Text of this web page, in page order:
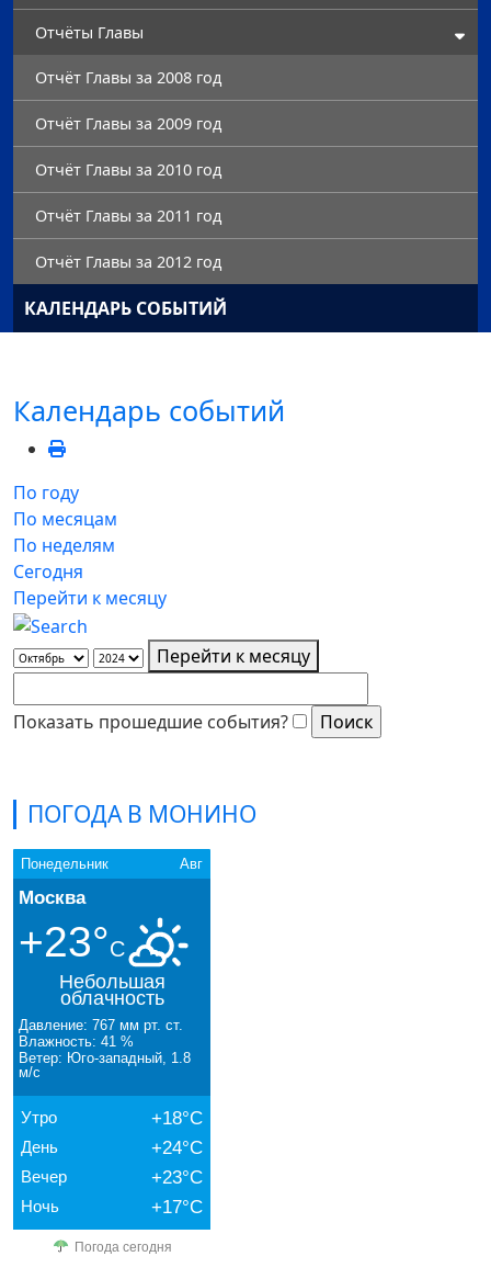
Отчёты Главы
Отчёт Главы за 2008 год
Отчёт Главы за 2009 год
Отчёт Главы за 2010 год
Отчёт Главы за 2011 год
Отчёт Главы за 2012 год
КАЛЕНДАРЬ СОБЫТИЙ
ПОГОДА В МОНИНО
Понедельник Авг
Москва
+23°C
Небольшая
облачность
Давление: 767 мм рт. ст.
Влажность: 41 %
Ветер: Юго-западный, 1.8
м/с
Утро +18°C
День +24°C
Вечер +23°C
Ночь +17°C
Погода сегодня
Календарь событий
По году
По месяцам
По неделям
Сегодня
Перейти к месяцу
Перейти к месяцу
Показать прошедшие события?